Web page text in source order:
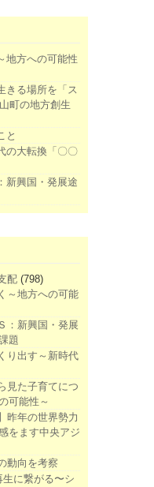
地方への可能性
きる場所を「ス
町の地方創生
と
の大転換「〇〇
新興国・発展途
配 (798)
～地方への可能
：新興国・発展
題
り出す～新時代
見た子育てにつ
可能性～
昨年の世界勢力
をます中央アジ
動向を考察
に繋がる〜シ